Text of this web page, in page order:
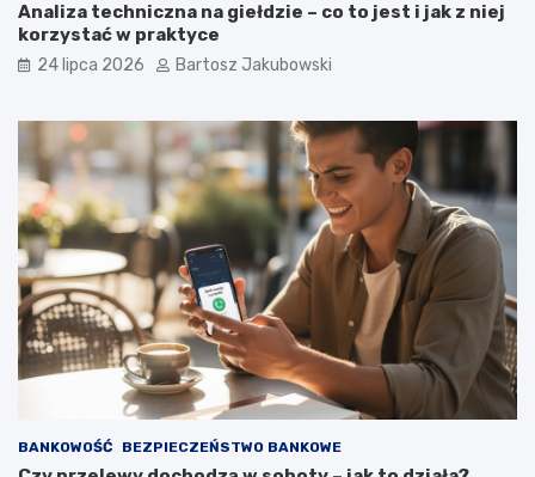
Analiza techniczna na giełdzie – co to jest i jak z niej
korzystać w praktyce
24 lipca 2026 Bartosz Jakubowski
BANKOWOŚĆ BEZPIECZEŃSTWO BANKOWE